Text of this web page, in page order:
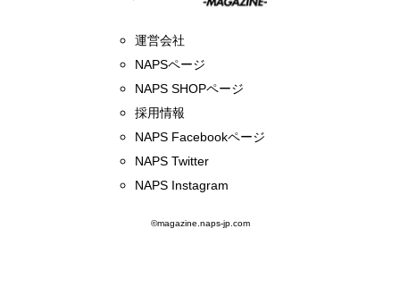
運営会社
NAPSページ
NAPS SHOPページ
採用情報
NAPS Facebookページ
NAPS Twitter
NAPS Instagram
©magazine.naps-jp.com